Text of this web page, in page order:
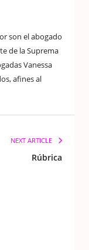
son el abogado
de la Suprema
Vanessa
afines al
NEXT ARTICLE
Rúbrica